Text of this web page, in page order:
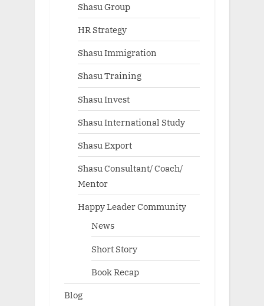
Shasu Group
HR Strategy
Shasu Immigration
Shasu Training
Shasu Invest
Shasu International Study
Shasu Export
Shasu Consultant/ Coach/
Mentor
Happy Leader Community
News
Short Story
Book Recap
Blog